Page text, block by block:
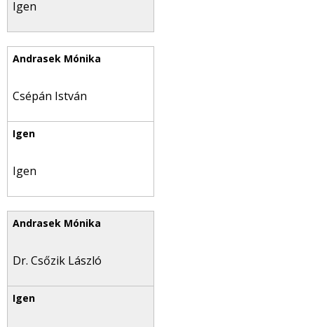
Igen
Csépán István
Igen
Dr. Csőzik László